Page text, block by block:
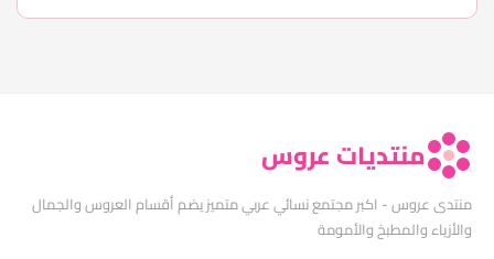
منتديات عروس
منتدى عروس - اكبر مجتمع نسائي عربي متميز يضم أقسام العروس والجمال
والأزياء والمطبخ والأمومة